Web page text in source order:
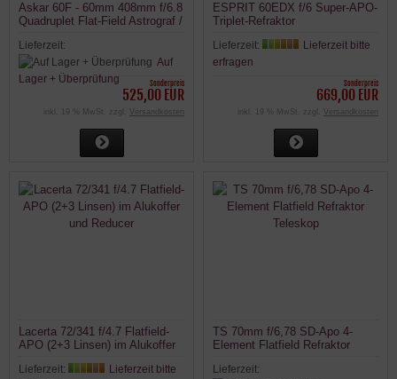
Askar 60F - 60mm 408mm f/6.8
Quadruplet Flat-Field Astrograf /
Lieferzeit:
Auf
Lager + Überprüfung
Sonderpreis
525,00 EUR
inkl. 19 % MwSt. zzgl. Versandkosten
ESPRIT 60EDX f/6 Super-APO-
Triplet-Refraktor
Lieferzeit:
Lieferzeit bitte
erfragen
Sonderpreis
669,00 EUR
inkl. 19 % MwSt. zzgl. Versandkosten
Lacerta 72/341 f/4.7 Flatfield-
APO (2+3 Linsen) im Alukoffer
Lieferzeit:
Lieferzeit bitte
TS 70mm f/6,78 SD-Apo 4-
Element Flatfield Refraktor
Lieferzeit: